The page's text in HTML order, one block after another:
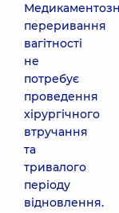
переривання
вагітності
не
потребує
проведення
хірургічного
втручання
та
тривалого
періоду
відновлення.